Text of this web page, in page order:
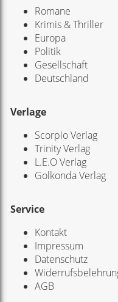
Romane
Krimis & Thriller
Europa
Politik
Gesellschaft
Deutschland
Verlage
Scorpio Verlag
Trinity Verlag
L.E.O Verlag
Golkonda Verlag
Service
Kontakt
Impressum
Datenschutz
AGB